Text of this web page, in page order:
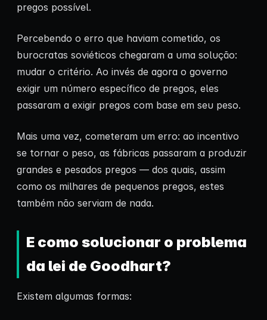
pregos possível.
Percebendo o erro que haviam cometido, os
burocratas soviéticos chegaram a uma solução:
mudar o critério. Ao invés de agora o governo
exigir um número específico de pregos, eles
passaram a exigir pregos com base em seu peso.
Mais uma vez, cometeram um erro: ao incentivo
se tornar o peso, as fábricas passaram a produzir
grandes e pesados pregos — dos quais, assim
como os milhares de pequenos pregos, estes
também não serviam de nada.
E como solucionar o problema
da lei de Goodhart?
Existem algumas formas: